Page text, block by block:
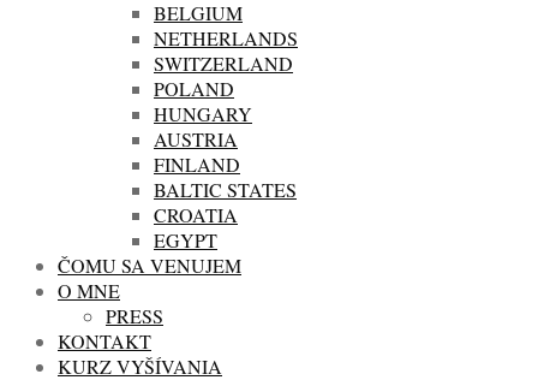
BELGIUM
NETHERLANDS
SWITZERLAND
POLAND
HUNGARY
AUSTRIA
FINLAND
BALTIC STATES
CROATIA
EGYPT
ČOMU SA VENUJEM
O MNE
PRESS
KONTAKT
KURZ VYŠÍVANIA